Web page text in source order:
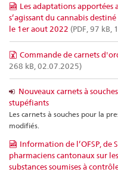
Les adaptations apportées
s’agissant du cannabis
le 1er aout 2022 (PDF, 97 kB,
Commande de carnets
268 kB, 02.07.2025)
Nouveaux carnets à
stupéfiants
Les carnets à souches pour la
modifiés.
Information de l’OFSP, de
pharmaciens cantonaux sur
substances soumises à